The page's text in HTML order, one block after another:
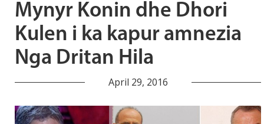
Mynyr Konin dhe Dhori
Kulen i ka kapur amnezia
Nga Dritan Hila
April 29, 2016